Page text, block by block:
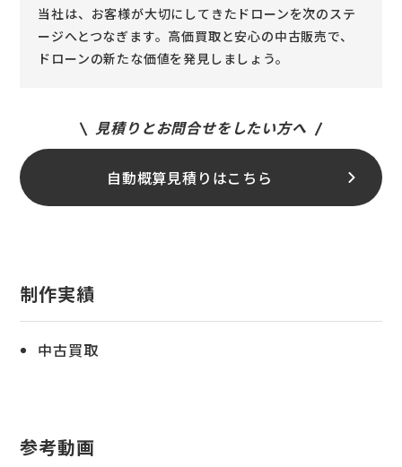
当社は、お客様が大切にしてきたドローンを次のステ
ージへとつなぎます。高価買取と安心の中古販売で、
ドローンの新たな価値を発見しましょう。
見積りとお問合せをしたい方へ
自動概算見積りはこちら
制作実績
中古買取
参考動画